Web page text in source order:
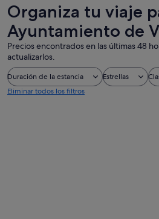
Organiza tu viaje
Ayuntamiento de
Precios encontrados en las últimas 48
actualizarlos.
Duración de la estancia Estrellas
Eliminar todos los filtros